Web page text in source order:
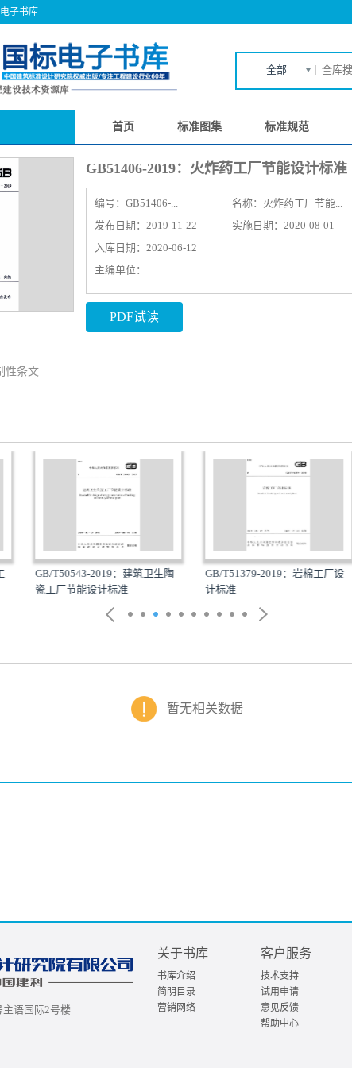
子书库
全部
首页 标准图集 标准规范
GB51406-2019：火炸药工厂节能设计标准
编号： GB51406-... 名称： 火炸药工厂节能...
发布日期：2019-11-22
实施日期：2020-08-01
入库日期：2020-06-12
主编单位：
PDF试读
性条文
GB/T50543-2019：建筑卫生陶
瓷工厂节能设计标准
GB/T51379-2019：岩棉工厂设
计标准
暂无相关数据
主语国际2号楼
关于书库
书库介绍
简明目录
营销网络
客户服务
技术支持
试用申请
意见反馈
帮助中心